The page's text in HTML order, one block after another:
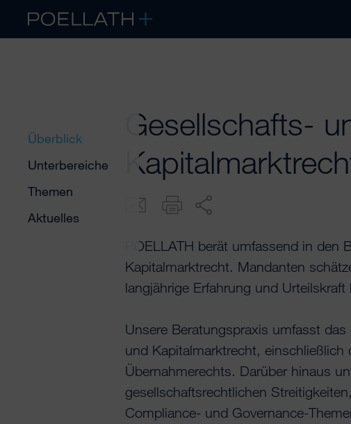
Überblick
Unterbereiche
Themen
Aktuelles
Gesellschafts-
POELLATH berät umfassend in den
Kapitalmarktrecht. Mandanten
langjährige Erfahrung und
Unsere Beratungspraxis umfasst
und Kapitalmarktrecht,
Übernahmerechts. Darüber hinaus
gesellschaftsrechtlichen
Compliance- und Governance-